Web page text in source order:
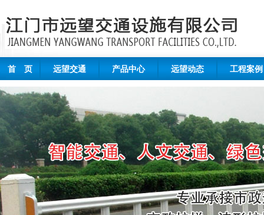
首 页 远望交通 产品中心 远望动态 工程案例